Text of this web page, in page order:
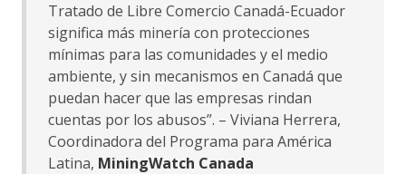
Tratado de Libre Comercio Canadá-Ecuador
significa más minería con protecciones
mínimas para las comunidades y el medio
ambiente, y sin mecanismos en Canadá que
puedan hacer que las empresas rindan
cuentas por los abusos”. – Viviana Herrera,
Coordinadora del Programa para América
Latina, MiningWatch Canada